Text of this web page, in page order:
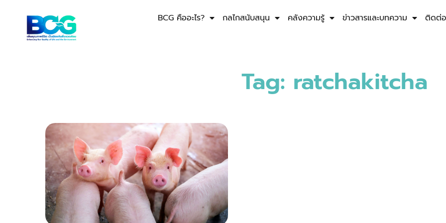
BCG คืออะไร? กลไกสนับสนุน คลังความรู้ ข่าวสารและบทความ ติดต่อ
Tag: ratchakitcha